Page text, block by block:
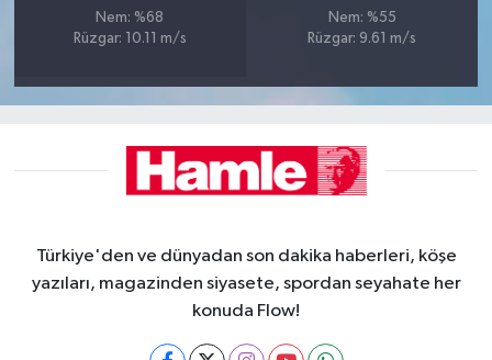
Nem: %68
Rüzgar: 10.11 m/s
Nem: %55
Rüzgar: 9.61 m/s
Türkiye'den ve dünyadan son dakika haberleri, köşe
yazıları, magazinden siyasete, spordan seyahate her
konuda Flow!